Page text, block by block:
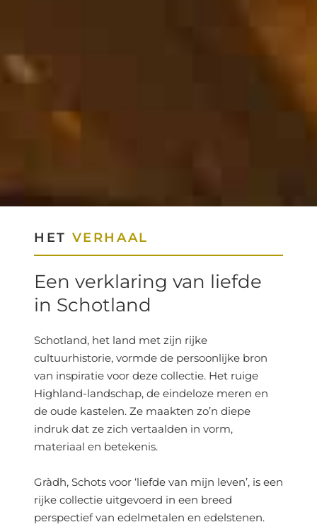
HET VERHAAL
Een verklaring van liefde
in Schotland
Schotland, het land met zijn rijke
cultuurhistorie, vormde de persoonlijke bron
van inspiratie voor deze collectie. Het ruige
Highland-landschap, de eindeloze meren en
de oude kastelen. Ze maakten zo’n diepe
indruk dat ze zich vertaalden in vorm,
materiaal en betekenis.
Gràdh, Schots voor ‘liefde van mijn leven’, is een
rijke collectie uitgevoerd in een breed
perspectief van edelmetalen en edelstenen.